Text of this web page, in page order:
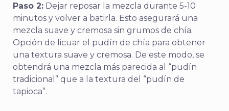
Paso 2: Dejar reposar la mezcla durante 5-10
minutos y volver a batirla. Esto asegurará una
mezcla suave y cremosa sin grumos de chía.
Opción de licuar el pudín de chía para obtener
una textura suave y cremosa. De este modo, se
obtendrá una mezcla más parecida al “pudín
tradicional” que a la textura del “pudín de
tapioca”.